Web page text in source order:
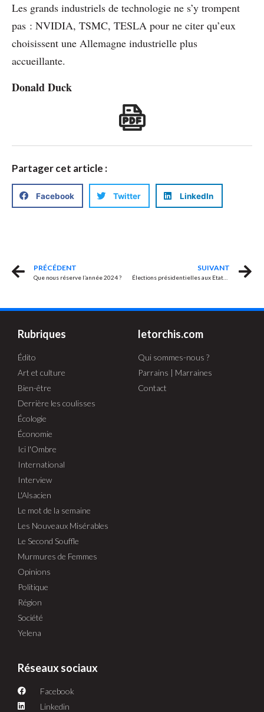
Les grands industriels de technologie ne s’y trompent
pas : NVIDIA, TSMC, TESLA pour ne citer qu’eux
choisissent une Allemagne industrielle plus
accueillante.
Donald Duck
Partager cet article :
Facebook Twitter LinkedIn
PRÉCÉDENT
Que nous réserve l’année 2024 ?
SUIVANT
Élections présidentielles aux Etats-Unis, c’est parti !
Rubriques
Édito
Art et culture
Bien-être
Derrière les coulisses
Écologie
Économie
Ici l'Ombre
International
Interview
L'Alsacien
Le mot de la semaine
Les Nouveaux Misérables
Le Second Souffle
Murmures de Femmes
Opinions
Politique
Région
Société
Yelena
letorchis.com
Qui sommes-nous ?
Parrains | Marraines
Contact
Réseaux sociaux
Facebook
Linkedin